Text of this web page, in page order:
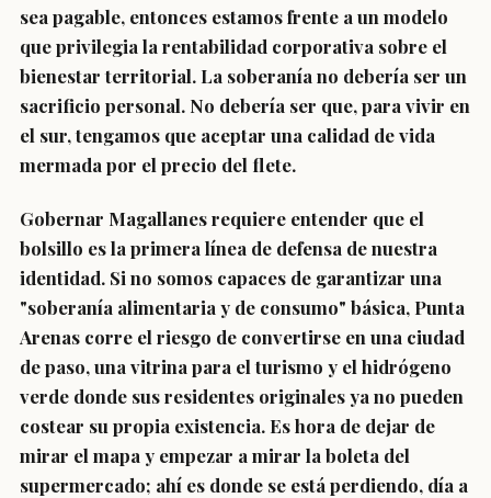
sea pagable, entonces estamos frente a un modelo
que privilegia la rentabilidad corporativa sobre el
bienestar territorial. La soberanía no debería ser un
sacrificio personal. No debería ser que, para vivir en
el sur, tengamos que aceptar una calidad de vida
mermada por el precio del flete.
Gobernar Magallanes requiere entender que el
bolsillo es la primera línea de defensa de nuestra
identidad. Si no somos capaces de garantizar una
"soberanía alimentaria y de consumo" básica, Punta
Arenas corre el riesgo de convertirse en una ciudad
de paso, una vitrina para el turismo y el hidrógeno
verde donde sus residentes originales ya no pueden
costear su propia existencia. Es hora de dejar de
mirar el mapa y empezar a mirar la boleta del
supermercado; ahí es donde se está perdiendo, día a